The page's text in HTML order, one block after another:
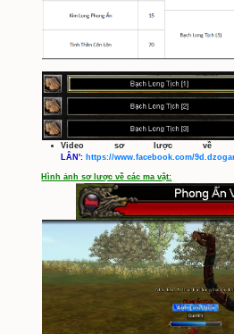
HOÀNG có cơ hội
Hồn Tinh Hắc Ngô
Hồ Châu, ...)
II) Thu Thập Vật